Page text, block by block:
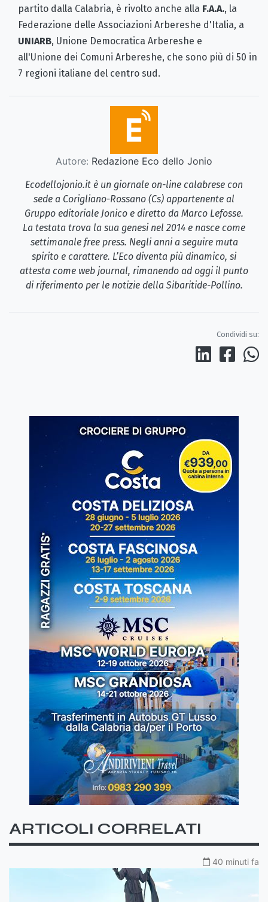
partito dalla Calabria, è rivolto anche alla F.A.A., la
Federazione delle Associazioni Arbereshe d'Italia, a
UNIARB, Unione Democratica Arbereshe e
all'Unione dei Comuni Arbereshe, che sono più di 50 in
7 regioni italiane del centro sud.
Autore: Redazione Eco dello Jonio
Ecodellojonio.it è un giornale on-line calabrese con
sede a Corigliano-Rossano (Cs) appartenente al
Gruppo editoriale Jonico e diretto da Marco Lefosse.
La testata trova la sua genesi nel 2014 e nasce come
settimanale free press. Negli anni a seguire muta
spirito e carattere. L’Eco diventa più dinamico, si
attesta come web journal, rimanendo ad oggi il punto
di riferimento per le notizie della Sibaritide-Pollino.
Condividi su:
ARTICOLI CORRELATI
40 minuti fa